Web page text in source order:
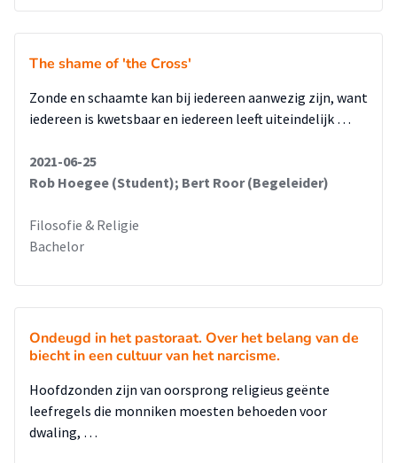
The shame of 'the Cross'
Zonde en schaamte kan bij iedereen aanwezig zijn, want
iedereen is kwetsbaar en iedereen leeft uiteindelijk …
2021-06-25
Rob Hoegee (Student); Bert Roor (Begeleider)
Filosofie & Religie
Bachelor
Ondeugd in het pastoraat. Over het belang van de
biecht in een cultuur van het narcisme.
Hoofdzonden zijn van oorsprong religieus geënte
leefregels die monniken moesten behoeden voor
dwaling, …